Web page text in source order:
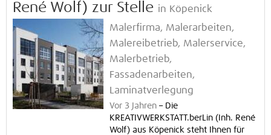
René Wolf) zur Stelle in Köpenick
Malerfirma, Malerarbeiten,
Malereibetrieb, Malerservice,
Malerbetrieb,
Fassadenarbeiten,
Laminatverlegung
Vor 3 Jahren – Die
KREATIVWERKSTATT.berLin (Inh. René
Wolf) aus Köpenick steht Ihnen für